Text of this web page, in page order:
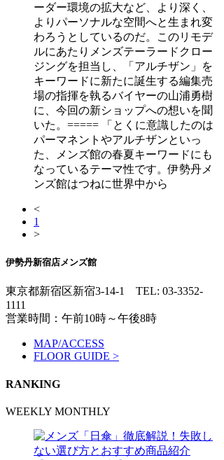
ーダー環境の拡大など、より深く、
よりパーソナルな空間へと生まれ変
わろうとしているのだ。このリモデ
ルにあたりメンズテーラードクロー
ジングを担当し、「アルチザン」を
キーワードに新たに誕生する編集売
場の指揮を執るバイヤーの山浦勇樹
に、今回の新ショップへの想いを聞
いた。===== 「とくに意識したのは
パーマネントやアルチザンといっ
た、メンズ館の春夏キーワードにも
なっているテーマ性です。伊勢丹メ
ンズ館はつねに世界中から
<
1
>
伊勢丹新宿店メンズ館
東京都新宿区新宿3-14-1 TEL: 03-3352-
1111
営業時間：午前10時～午後8時
MAP/ACCESS
FLOOR GUIDE >
RANKING
WEEKLY MONTHLY